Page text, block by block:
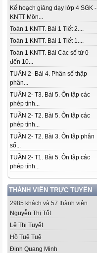
Kế hoạch giảng dạy lớp 4 SGK -
KNTT Môn...
Toán 1 KNTT. Bài 1 Tiết 2....
Toán 1 KNTT. Bài 1 Tiết 1....
Toán 1 KNTT. Bài Các số từ 0
đến 10...
TUẦN 2- Bài 4. Phân số thập
phân...
TUẦN 2- T3. Bài 5. Ôn tập các
phép tính...
TUẦN 2- T2. Bài 5. Ôn tập các
phép tính...
TUẦN 2- T2. Bài 3. Ôn tập phân
số...
TUẦN 2- T1. Bài 5. Ôn tập các
phép tính...
THÀNH VIÊN TRỰC TUYẾN
2985 khách và 57 thành viên
Nguyễn Thị Tốt
Lê Thị Tuyết
Hồ Tuệ Tuệ
Đinh Quang Minh